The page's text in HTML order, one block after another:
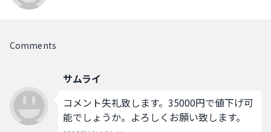
Comments
サムライ
コメント失礼致します。35000円で値下げ可
能でしょうか。よろしくお願い致します。